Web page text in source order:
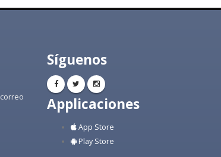
Síguenos
Applicaciones
App Store
Play Store